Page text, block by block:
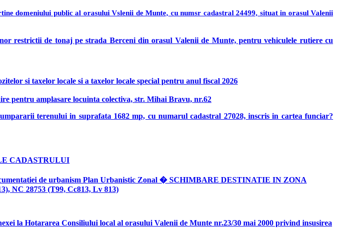
domeniului public al orasului Vslenii de Munte, cu numsr cadastral 24499, situat in orasul Valenii
restrictii de tonaj pe strada Berceni din orasul Valenii de Munte, pentru vehiculele rutiere cu
si taxelor locale si a taxelor locale special pentru anul fiscal 2026
pentru amplasare locuinta colectiva, str. Mihai Bravu, nr.62
terenului in suprafata 1682 mp, cu numarul cadastral 27028, inscris in cartea funciar?
CADASTRULUI
de urbanism Plan Urbanistic Zonal � SCHIMBARE DESTINATIE IN ZONA
NC 28753 (T99, Cc813, Lv 813)
la Hotararea Consiliului local al orasului Valenii de Munte nr.23/30 mai 2000 privind insusirea